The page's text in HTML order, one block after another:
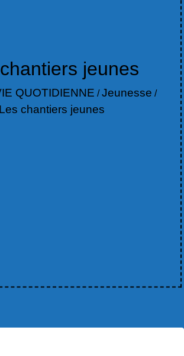
jeunes
QUOTIDIENNE /Jeunesse /
Les chantiers jeunes